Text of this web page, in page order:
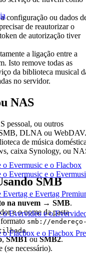
o Evermusic e o Flacbox
o Evermusic e o
Evertag e Evertag
o Evervideo e o
o Flacbox e o Flacbox
ou dados
de reautorizar o
de autorização tiver
a ligação entre a
Isto remove todas as
da biblioteca musical
no servidor.
NAS
pessoal, ou outros
SMB, DLNA ou WebDAV.
de música
caixa Synology, ou
SMB
na nuvem → SMB.
e o nome da pasta
smb://
.
,SMB1ouSMB2.
(se necessário).